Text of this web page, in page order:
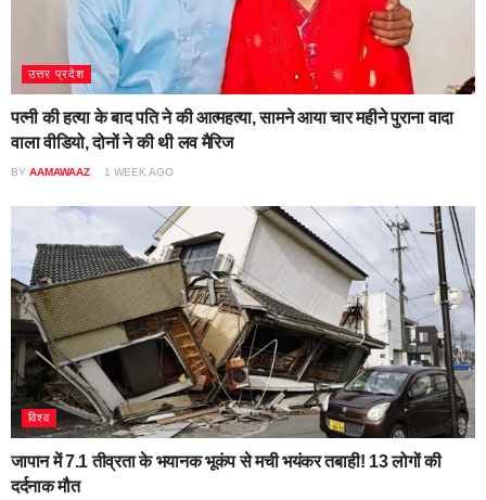
उत्तर प्रदेश
पत्नी की हत्या के बाद पति ने की आत्महत्या, सामने आया चार महीने पुराना वादा
वाला वीडियो, दोनों ने की थी लव मैरिज
BY AAMAWAAZ 1 WEEK AGO
विश्व
जापान में 7.1 तीव्रता के भयानक भूकंप से मची भयंकर तबाही! 13 लोगों की
दर्दनाक मौत